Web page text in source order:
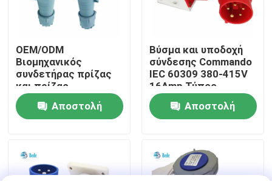
Επικοινωνήστε μαζί μας
Ειδήσεις
Μπλογκ
Συνδετήρας αεροπορίας GX
OEM/ODM
Βιομηχανικός
συνδετήρας πρίζας
και πρίζας
αξιόπιστος και
αποτελεσματικός
63A / 125A 3 πινές
Αποστολή
Βύσμα και υποδοχή
σύνδεσης Commando
IEC 60309 380-415V
16Amp Τύπος
επιτοίχιας
τοποθέτησης
Αποστολή